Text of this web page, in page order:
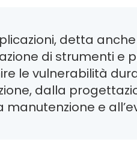
detta
di strumenti e
le vulnerabilità
dalla
manutenzione e